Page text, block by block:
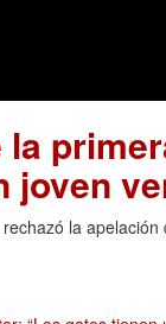
la
joven
la